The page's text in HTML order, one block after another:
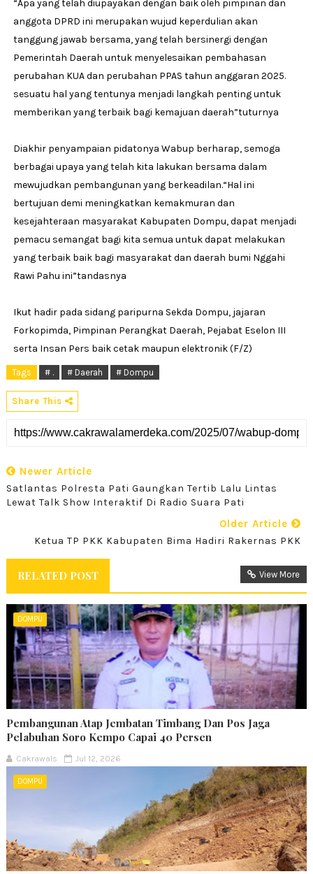
“Apa yang telah diupayakan dengan baik oleh pimpinan dan
anggota DPRD ini merupakan wujud keperdulian akan
tanggung jawab bersama, yang telah bersinergi dengan
Pemerintah Daerah untuk menyelesaikan pembahasan
perubahan KUA dan perubahan PPAS tahun anggaran 2025.
sesuatu hal yang tentunya menjadi langkah penting untuk
memberikan yang terbaik bagi kemajuan daerah”tuturnya
Diakhir penyampaian pidatonya Wabup berharap, semoga
berbagai upaya yang telah kita lakukan bersama dalam
mewujudkan pembangunan yang berkeadilan.“Hal ini
bertujuan demi meningkatkan kemakmuran dan
kesejahteraan masyarakat Kabupaten Dompu, dapat menjadi
pemacu semangat bagi kita semua untuk dapat melakukan
yang terbaik baik bagi masyarakat dan daerah bumi Nggahi
Rawi Pahu ini”tandasnya
Ikut hadir pada sidang paripurna Sekda Dompu, jajaran
Forkopimda, Pimpinan Perangkat Daerah, Pejabat Eselon III
serta Insan Pers baik cetak maupun elektronik (F/Z)
Tags # . # Daerah # Dompu
Share This
Newer Article
Satlantas Polresta Pati Gaungkan Tertib Lalu Lintas
Lewat Talk Show Interaktif Di Radio Suara Pati
Older Article
Ketua TP PKK Kabupaten Bima Hadiri Rakernas PKK
RELATED POST View More
DOMPU
Pembangunan Atap Jembatan Timbang Dan Pos Jaga
Pelabuhan Soro Kempo Capai 40 Persen
Cakrawals Jul 12, 2026
DOMPU